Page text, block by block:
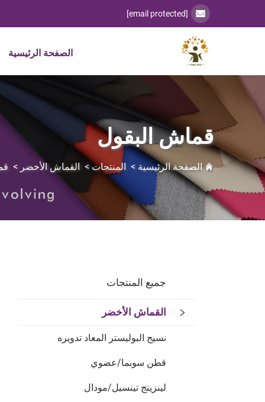
[email protected]
الصفحة الرئيسية
قماش البقول
الصفحة الرئيسية > المنتجات > القماش الأخضر >
جميع المنتجات
القماش الأخضر
نسيج البوليستر المعاد تدويره
قطن سوبما/عضوي
لينزينج تينسيل/مودال